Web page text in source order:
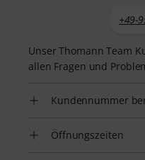
+49-
Unser Thomann Team
allen Fragen und
Kundennummer
Öffnungszeiten